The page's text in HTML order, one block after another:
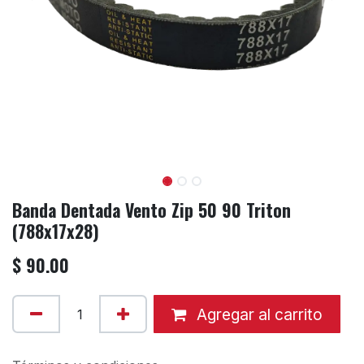
Banda Dentada Vento Zip 50 90 Triton
(788x17x28)
$ 90.00
Agregar al carrito